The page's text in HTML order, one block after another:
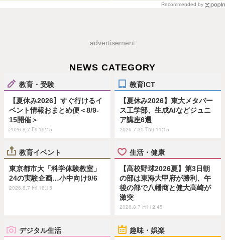
Recommended by
advertisement
NEWS CATEGORY
教育・受験
【夏休み2026】すぐ行けるイ
ベント情報おまとめ便＜8/9-
15開催＞
2026.8.7 Fri 19:45
教育ICT
【夏休み2026】東大メタバー
ス工学部、生成AIなどジュニ
ア講座6選
2026.7.30 Thu 11:15
教育イベント
東京都市大「科学体験教室」
24の実験企画…小中向け9/6
2026.8.7 Fri 18:15
生活・健康
【高校野球2026夏】第3日朝
の部は東海大甲府が勝利、午
後の部で八幡商と健大高崎が
激突
2026.8.7 Fri 12:45
デジタル生活 趣味・娯楽